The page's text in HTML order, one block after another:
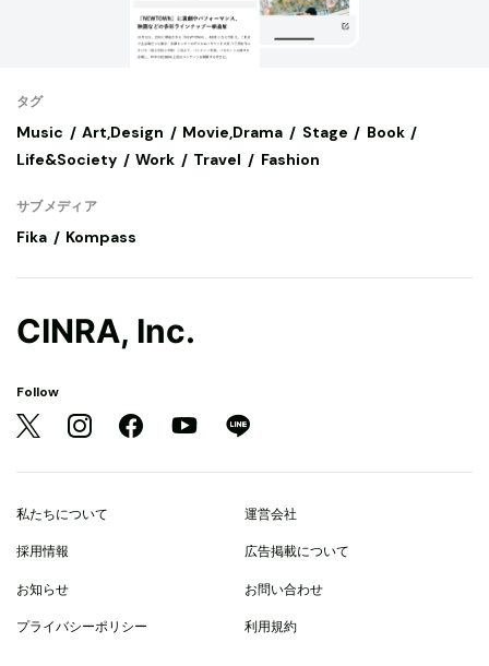
タグ
Music Art,Design Movie,Drama Stage
Book
Life&Society
Work Travel Fashion
サブメディア
Fika Kompass
CINRA, Inc.
Follow
私たちについて 運営会社
採用情報 広告掲載について
お知らせ お問い合わせ
プライバシーポリシー 利用規約